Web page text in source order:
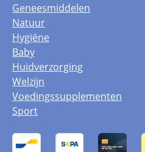
Geneesmiddelen
Natuur
Hygiëne
Baby
Huidverzorging
Welzijn
Voedingssupplementen
Sport